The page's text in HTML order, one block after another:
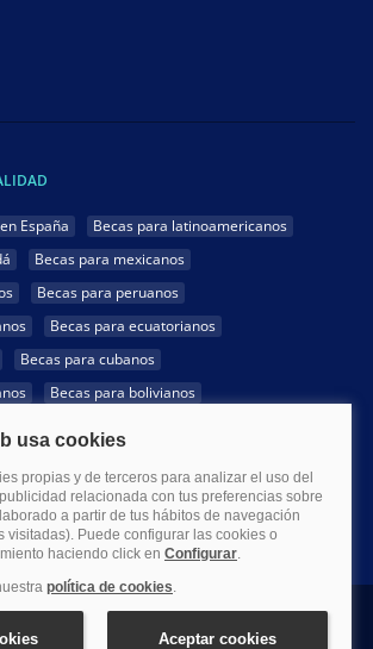
España
Becas para latinoamericanos
Becas para mexicanos
Becas para peruanos
Becas para ecuatorianos
Becas para cubanos
Becas para bolivianos
Becas para paraguayos
Becas para salvadoreños
@Todos los derechos reservados